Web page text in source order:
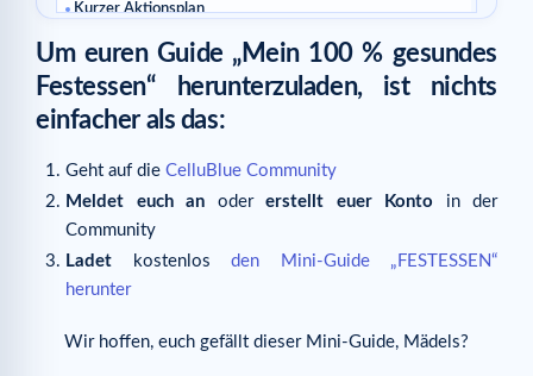
Kurzer Aktionsplan
Sinnvolle Fragen
Woran merke ich, dass dieser Rat zu mir passt?
Sollte ich einen schnellen Effekt erwarten?
Weiterlesen
Um euren Guide „Mein 100 % gesundes
Festessen“ herunterzuladen, ist nichts
einfacher als das:
Geht auf die CelluBlue Community
Meldet euch an oder erstellt euer Konto in der
Community
Ladet kostenlos den Mini-Guide „FESTESSEN“
herunter
Wir hoffen, euch gefällt dieser Mini-Guide, Mädels?